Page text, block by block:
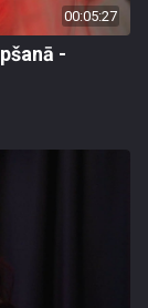
00:05:27
-